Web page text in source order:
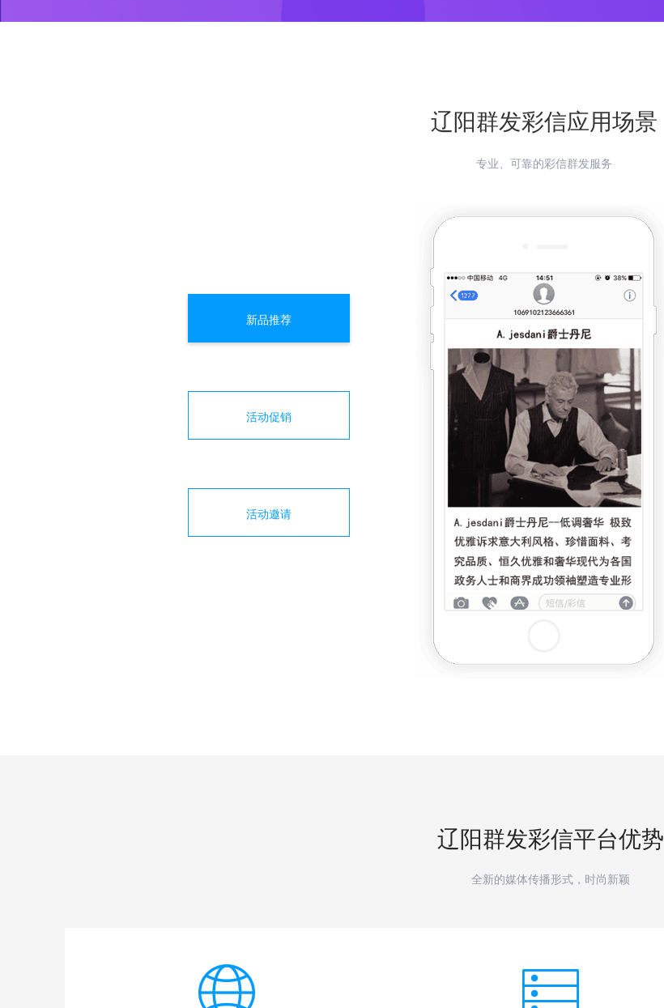
辽阳群发彩信应用场景
专业、可靠的彩信群发服务
新品推荐
活动促销
活动邀请
辽阳群发彩信平台优势
全新的媒体传播形式，时尚新颖